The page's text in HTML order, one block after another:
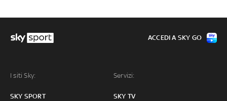
I siti Sky:
SKY SPORT
Servizi:
SKY TV
ACCEDI A SKY GO